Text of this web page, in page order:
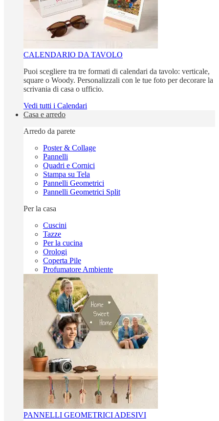
CALENDARIO DA TAVOLO
Puoi scegliere tra tre formati di calendari da tavolo: verticale,
square o Woody. Personalizzali con le tue foto per decorare la
scrivania di casa o ufficio.
Vedi tutti i Calendari
Casa e arredo
Arredo da parete
Poster & Collage
Pannelli
Quadri e Cornici
Stampa su Tela
Pannelli Geometrici
Pannelli Geometrici Split
Per la casa
Cuscini
Tazze
Per la cucina
Orologi
Coperta Pile
Profumatore Ambiente
PANNELLI GEOMETRICI ADESIVI